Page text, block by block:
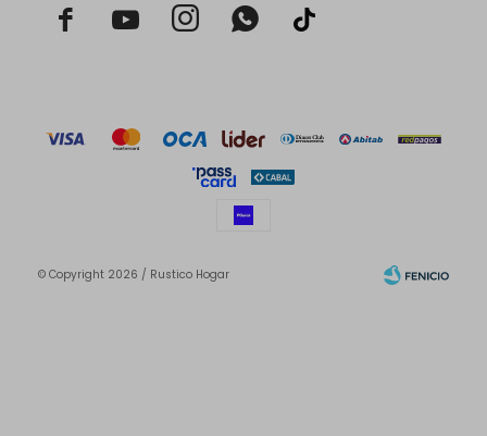
  
© Copyright 2026 / Rustico Hogar